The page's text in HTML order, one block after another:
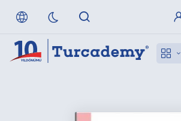
Referanslarımız